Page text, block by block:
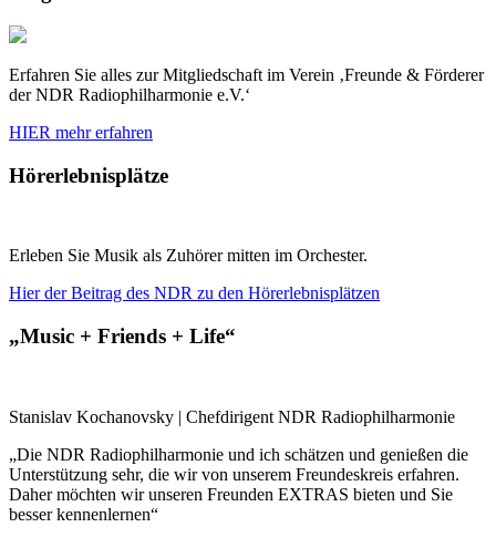
Erfahren Sie alles zur Mitgliedschaft im Verein ‚Freunde & Förderer
der NDR Radiophilharmonie e.V.‘
HIER mehr erfahren
Hörerlebnisplätze
Erleben Sie Musik als Zuhörer mitten im Orchester.
Hier der Beitrag des NDR zu den Hörerlebnisplätzen
„Music + Friends + Life“
Stanislav Kochanovsky | Chefdirigent NDR Radiophilharmonie
„Die NDR Radiophilharmonie und ich schätzen und genießen die
Unterstützung sehr, die wir von unserem Freundeskreis erfahren.
Daher möchten wir unseren Freunden EXTRAS bieten und Sie
besser kennenlernen“